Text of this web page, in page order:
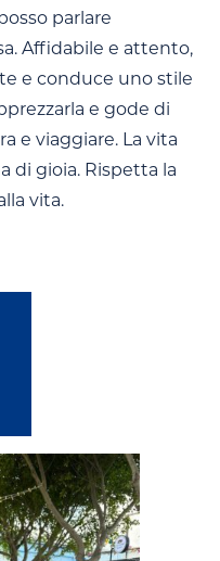
parlare
Affidabile e attento,
e conduce uno stile
e gode di
e viaggiare. La vita
di gioia. Rispetta la
vita.